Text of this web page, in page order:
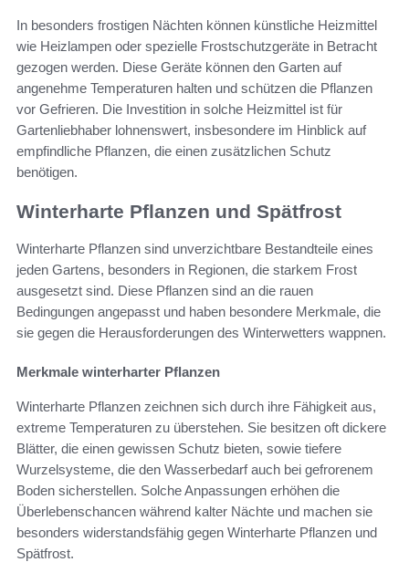
In besonders frostigen Nächten können künstliche Heizmittel
wie Heizlampen oder spezielle Frostschutzgeräte in Betracht
gezogen werden. Diese Geräte können den Garten auf
angenehme Temperaturen halten und schützen die Pflanzen
vor Gefrieren. Die Investition in solche Heizmittel ist für
Gartenliebhaber lohnenswert, insbesondere im Hinblick auf
empfindliche Pflanzen, die einen zusätzlichen Schutz
benötigen.
Winterharte Pflanzen und Spätfrost
Winterharte Pflanzen sind unverzichtbare Bestandteile eines
jeden Gartens, besonders in Regionen, die starkem Frost
ausgesetzt sind. Diese Pflanzen sind an die rauen
Bedingungen angepasst und haben besondere Merkmale, die
sie gegen die Herausforderungen des Winterwetters wappnen.
Merkmale winterharter Pflanzen
Winterharte Pflanzen zeichnen sich durch ihre Fähigkeit aus,
extreme Temperaturen zu überstehen. Sie besitzen oft dickere
Blätter, die einen gewissen Schutz bieten, sowie tiefere
Wurzelsysteme, die den Wasserbedarf auch bei gefrorenem
Boden sicherstellen. Solche Anpassungen erhöhen die
Überlebenschancen während kalter Nächte und machen sie
besonders widerstandsfähig gegen Winterharte Pflanzen und
Spätfrost.